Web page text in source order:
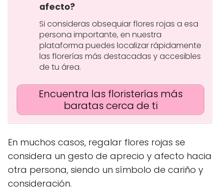
afecto?
Si consideras obsequiar flores rojas a esa
persona importante, en nuestra
plataforma puedes localizar rápidamente
las florerías más destacadas y accesibles
de tu área.
Encuentra las floristerías más
baratas cerca de ti
En muchos casos, regalar flores rojas se
considera un gesto de aprecio y afecto hacia
otra persona, siendo un símbolo de cariño y
consideración.